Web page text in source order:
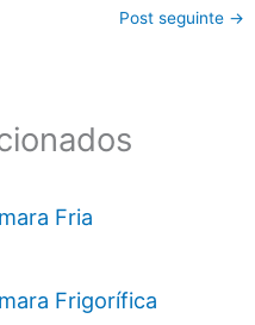
Post seguinte →
Fria
Frigorífica